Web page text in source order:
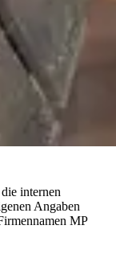
internen
Angaben
MP